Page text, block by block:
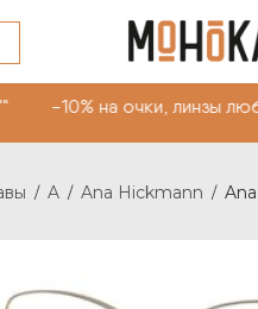
на очки,
/ A / Ana Hickmann /